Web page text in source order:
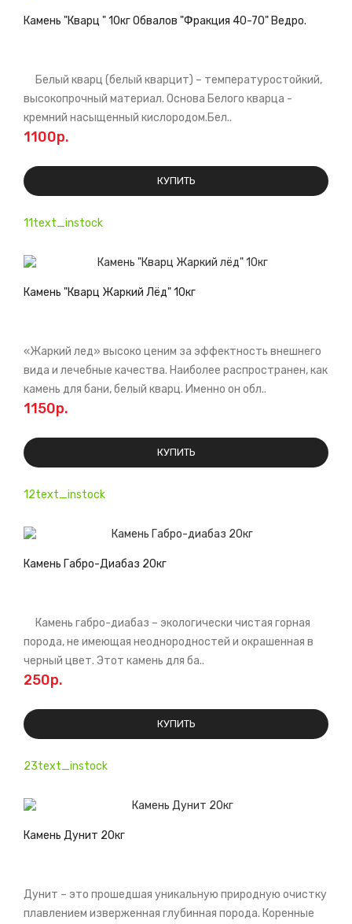
11text_instock
Камень "Кварц " 10кг Обвалов "фракция 40-70" Ведро.
Белый кварц (белый кварцит) – температуростойкий,
высокопрочный материал. Основа Белого кварца -
кремний насыщенный кислородом.Бел..
1100р.
КУПИТЬ
12text_instock
Камень "Кварц Жаркий Лёд" 10кг
«Жаркий лед» высоко ценим за эффектность внешнего
вида и лечебные качества. Наиболее распространен, как
камень для бани, белый кварц. Именно он обл..
1150р.
КУПИТЬ
23text_instock
Камень Габро-Диабаз 20кг
Камень габро-диабаз – экологически чистая горная
порода, не имеющая неоднородностей и окрашенная в
черный цвет. Этот камень для ба..
250р.
КУПИТЬ
Камень Дунит 20кг
Дунит – это прошедшая уникальную природную очистку
плавлением изверженная глубинная порода. Коренные